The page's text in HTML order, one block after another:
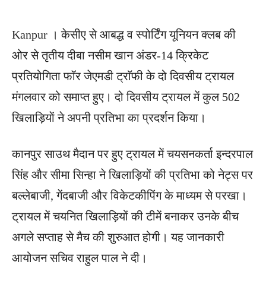
Kanpur । केसीए से आबद्ध व स्पोर्टिंग यूनियन क्लब की
ओर से तृतीय दीबा नसीम खान अंडर-14 क्रिकेट
प्रतियोगिता फॉर जेएमडी ट्राॅफी के दो दिवसीय ट्रायल
मंगलवार को समाप्त हुए। दो दिवसीय ट्रायल में कुल 502 ​
खिलाड़ियाें ने अपनी प्रतिभा का प्रदर्शन किया।
कानपुर साउथ मैदान पर हुए ट्रायल में चयसनकर्ता इन्दरपाल
सिंह और सीमा सिन्हा ने ​खिलाड़ियों की प्रतिभा को नेट्स पर
बल्लेबाजी, गेंदबाजी और विकेटकीपिंग के माध्यम से परखा।
ट्रायल में चयनित ​​खिलाड़ियों की टीमें बनाकर उनके बीच
अगले सप्ताह से मैच की शुरुआत होगी। यह जानकारी
आयोजन सचिव राहुल पाल ने दी।